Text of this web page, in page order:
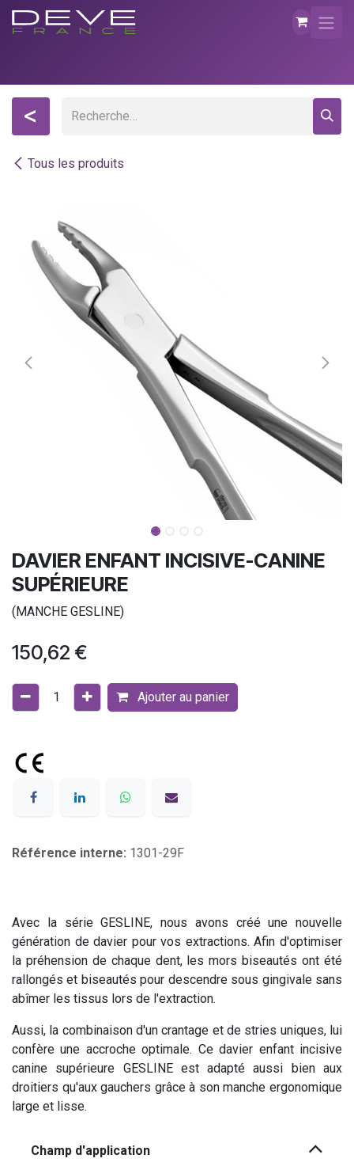
Se rendre au contenu
Tous les produits
<
DAVIER ENFANT INCISIVE-CANINE
SUPÉRIEURE
(MANCHE GESLINE)
150,62 €
Ajouter au panier
Référence interne: 1301-29F
Avec la série GESLINE, nous avons créé une nouvelle
génération de davier pour vos extractions. Afin d'optimiser
la préhension de chaque dent, les mors biseautés ont été
rallongés et biseautés pour descendre sous gingivale sans
abîmer les tissus lors de l'extraction.
Aussi, la combinaison d'un crantage et de stries uniques, lui
confère une accroche optimale. Ce davier enfant incisive
canine supérieure GESLINE est adapté aussi bien aux
droitiers qu'aux gauchers grâce à son manche ergonomique
large et lisse.
Champ d'application